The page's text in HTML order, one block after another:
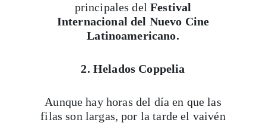
principales delFestival
Internacional del Nuevo Cine
Latinoamericano.
2. Helados Coppelia
Aunque hay horas del día en que las
filas son largas, por la tarde el vaivén